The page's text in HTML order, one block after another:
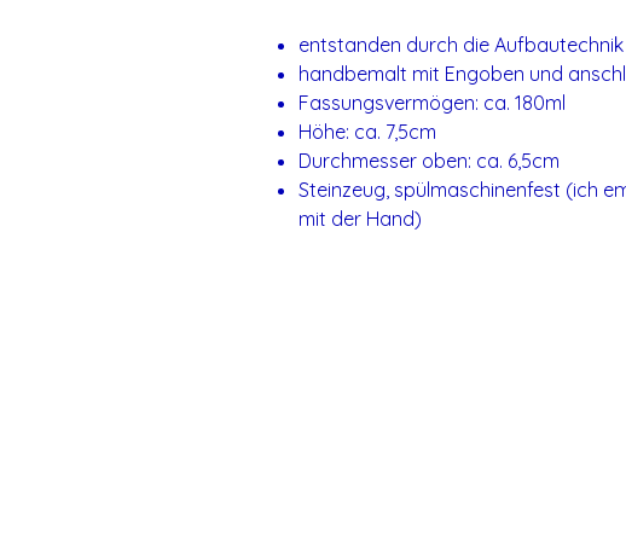
entstanden durch die Aufbautechnik
handbemalt mit Engoben und
Fassungsvermögen: ca. 180ml
Höhe: ca. 7,5cm
Durchmesser oben: ca. 6,5cm
Steinzeug, spülmaschinenfest (ich
mit der Hand)